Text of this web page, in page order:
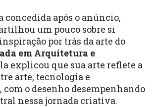
após o anúncio,
um pouco sobre si
por trás da arte do
em Arquitetura e
explicou que sua arte reflete a
arte, tecnologia e
com o desenho desempenhando
nessa jornada criativa.